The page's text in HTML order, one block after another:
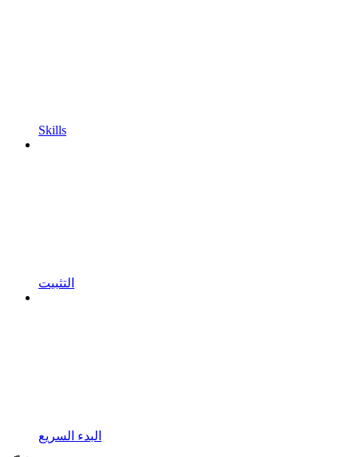
Skills
التثبيت
البدء السريع